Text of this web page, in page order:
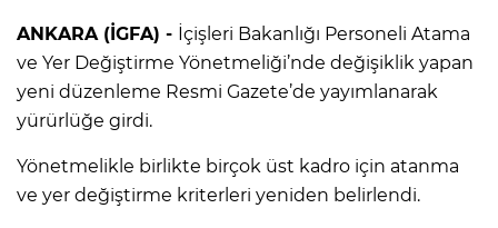
ANKARA (İGFA) - İçişleri Bakanlığı Personeli Atama
ve Yer Değiştirme Yönetmeliği’nde değişiklik yapan
yeni düzenleme Resmi Gazete’de yayımlanarak
yürürlüğe girdi.
Yönetmelikle birlikte birçok üst kadro için atanma
ve yer değiştirme kriterleri yeniden belirlendi.